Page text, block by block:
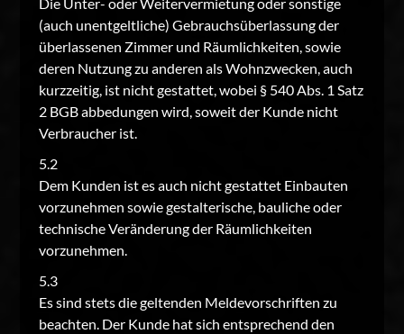
(auch unentgeltliche) Gebrauchsüberlassung der
überlassenen Zimmer und Räumlichkeiten, sowie
deren Nutzung zu anderen als Wohnzwecken, auch
kurzzeitig, ist nicht gestattet, wobei § 540 Abs. 1 Satz
2 BGB abbedungen wird, soweit der Kunde nicht
Verbraucher ist.
5.2
Dem Kunden ist es auch nicht gestattet Einbauten
vorzunehmen sowie gestalterische, bauliche oder
technische Veränderung der Räumlichkeiten
vorzunehmen.
5.3
Es sind stets die geltenden Meldevorschriften zu
beachten. Der Kunde hat sich entsprechend den